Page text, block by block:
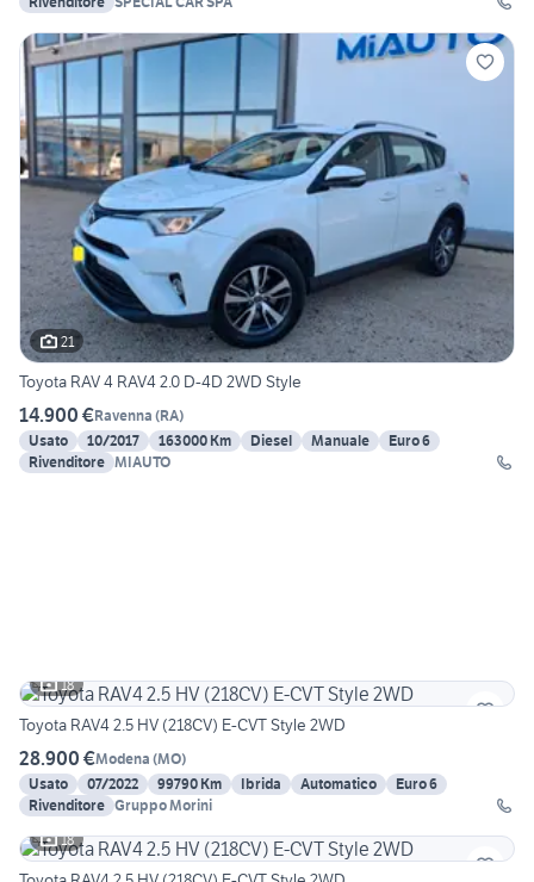
21
Toyota RAV 4 RAV4 2.0 D-4D 2WD Style
14.900 €Ravenna (RA)
Usato
10/2017 163000 Km Diesel Manuale
Euro 6
Rivenditore MIAUTO
18
Toyota RAV4 2.5 HV (218CV) E-CVT Style 2WD
28.900 €Modena (MO)
Usato
07/2022 99790 Km Ibrida Automatico
Euro 6
Rivenditore Gruppo Morini
18